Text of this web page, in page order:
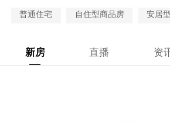
普通住宅 自住型商品房 安居
新房 直播 资